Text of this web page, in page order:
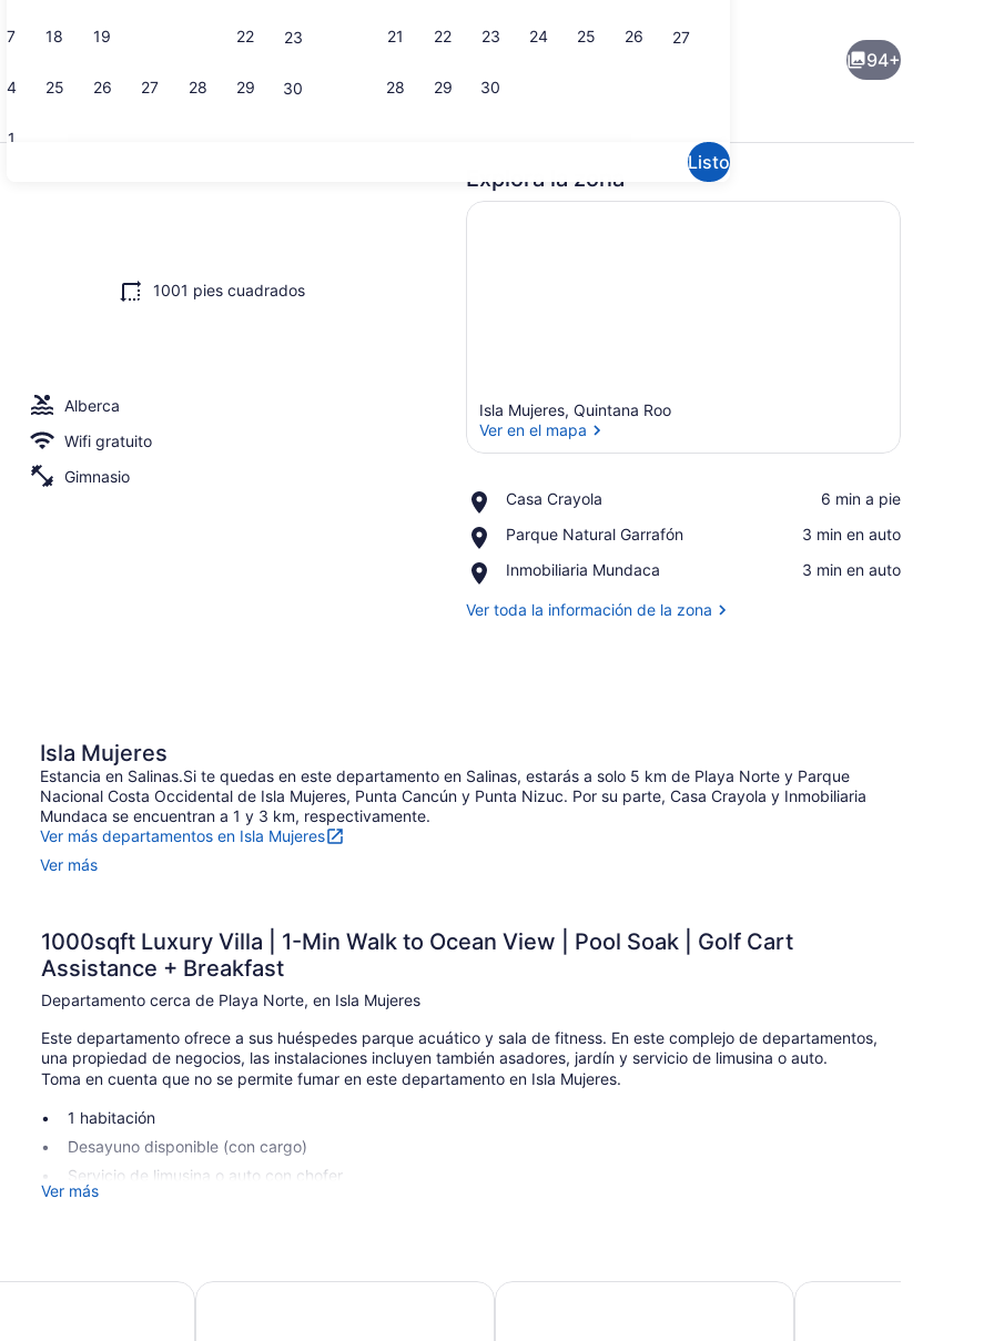
17 18 19 22 23
24 25 26 27 28 29 30
21 22 23 24 25 26 27
28 29 30
Listo
Terraza o patio
94+
1001 pies cuadrados
Alberca
Wifi gratuito
Gimnasio
Explora la zona
Isla Mujeres, Quintana Roo
Ver en el mapa
Casa Crayola
Place,
Crayola
‪6 min a pie‬
Parque Natural Garrafón
Place,
Natural
‪3 min en auto‬
Inmobiliaria Mundaca
Place,
Mundaca
‪3 min en auto‬
Ver toda la información de la zona
Isla Mujeres
Estancia en Salinas.Si te quedas en este departamento en Salinas, estarás a solo 5 km de Playa Norte y Parque
Nacional Costa Occidental de Isla Mujeres, Punta Cancún y Punta Nizuc. Por su parte, Casa Crayola y Inmobiliaria
Mundaca se encuentran a 1 y 3 km, respectivamente.
Ver más departamentos en Isla Mujeres
Ver más
1000sqft Luxury Villa | 1-Min Walk to Ocean View | Pool Soak | Golf Cart
Assistance + Breakfast
Departamento cerca de Playa Norte, en Isla Mujeres
Este departamento ofrece a sus huéspedes parque acuático y sala de fitness. En este complejo de departamentos,
una propiedad de negocios, las instalaciones incluyen también asadores, jardín y servicio de limusina o auto.
Toma en cuenta que no se permite fumar en este departamento en Isla Mujeres.
1 habitación
Desayuno disponible (con cargo)
Servicio de limusina o auto con chofer
Jardín
Los habitaciones de este departamento disponen de aire acondicionado, alberca privada y cafetera y tetera. Las
Ver más
Ocean Dream 1 Bedroom Condo Central Apartment with Pool, Gym, Coworking Space, and
3 Bedroom loft Garza